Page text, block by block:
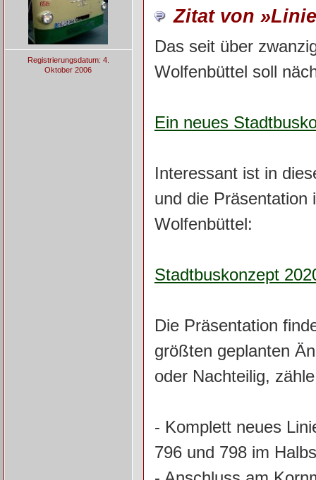
Registrierungsdatum: 4.
Oktober 2006
Zitat von
Das seit über
Wolfenbüttel soll
Ein neues
Interessant ist in
und die Präsentation
Wolfenbüttel:
Stadtbuskonzept
Die Präsentation
größten geplanten
oder Nachteilig,
- Komplett neues
796 und 798 im